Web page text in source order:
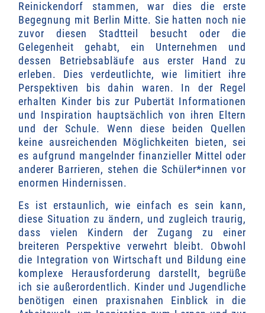
Reinickendorf stammen, war dies die erste
Begegnung mit Berlin Mitte. Sie hatten noch nie
zuvor diesen Stadtteil besucht oder die
Gelegenheit gehabt, ein Unternehmen und
dessen Betriebsabläufe aus erster Hand zu
erleben. Dies verdeutlichte, wie limitiert ihre
Perspektiven bis dahin waren. In der Regel
erhalten Kinder bis zur Pubertät Informationen
und Inspiration hauptsächlich von ihren Eltern
und der Schule. Wenn diese beiden Quellen
keine ausreichenden Möglichkeiten bieten, sei
es aufgrund mangelnder finanzieller Mittel oder
anderer Barrieren, stehen die Schüler*innen vor
enormen Hindernissen.
Es ist erstaunlich, wie einfach es sein kann,
diese Situation zu ändern, und zugleich traurig,
dass vielen Kindern der Zugang zu einer
breiteren Perspektive verwehrt bleibt. Obwohl
die Integration von Wirtschaft und Bildung eine
komplexe Herausforderung darstellt, begrüße
ich sie außerordentlich. Kinder und Jugendliche
benötigen einen praxisnahen Einblick in die